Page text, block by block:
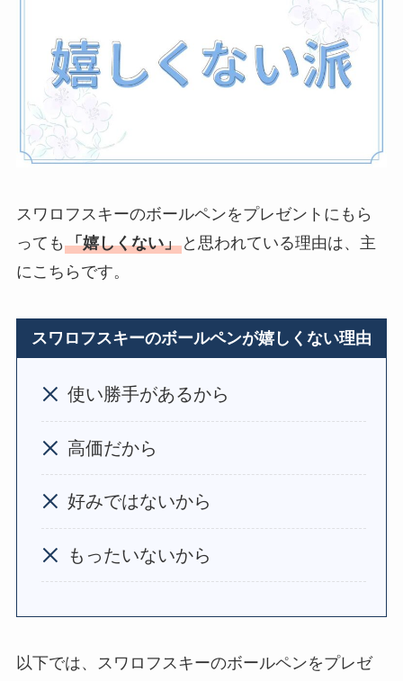
ないのか調査！
ハンカチ•ハンドタオ
ルのプレゼントは嬉
ドは？
ントは嬉しくない？
男女のブランドや名
クリームのプレゼン
トは嬉しくない？セ
ンスいいものや1000
フラーのプレゼント
いらないと思われな
は嬉しくない？いら
気？100人に聞いてみ
スワロフスキーのボールペンをプレゼントにもら
っても 「嬉しくない」と思われている理由は、主
にこちらです。
スワロフスキーのボールペンが嬉しくない理由
使い勝手があるから
高価だから
好みではないから
もったいないから
以下では、スワロフスキーのボールペンをプレゼ